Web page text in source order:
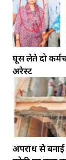
घूस लेते दो
अरेस्ट
अपराध से बनाई
धनु
बड़ी डील हाथ लग